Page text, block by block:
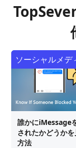
誰かにiMessage
されたかどうか
方法
ソーシャルメデ